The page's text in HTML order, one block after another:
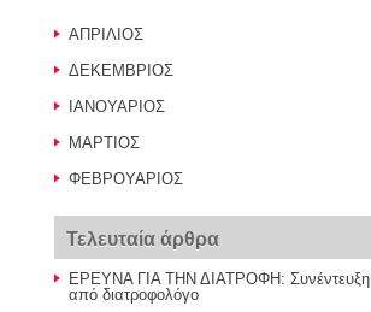
ΑΠΡΙΛΙΟΣ
ΔΕΚΕΜΒΡΙΟΣ
ΙΑΝΟΥΑΡΙΟΣ
ΜΑΡΤΙΟΣ
ΦΕΒΡΟΥΑΡΙΟΣ
Τελευταία άρθρα
ΕΡΕΥΝΑ ΓΙΑ ΤΗΝ ΔΙΑΤΡΟΦΗ: Συνέντευξη
από διατροφολόγο